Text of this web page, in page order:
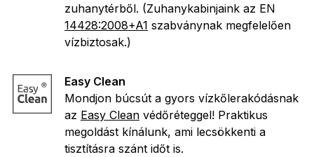
zuhanytérből. (Zuhanykabinjaink az EN
14428:2008+A1 szabványnak megfelelően
vízbiztosak.)
Easy Clean
Mondjon búcsút a gyors vízkőlerakódásnak
az Easy Clean védőréteggel! Praktikus
megoldást kínálunk, ami lecsökkenti a
tisztításra szánt időt is.